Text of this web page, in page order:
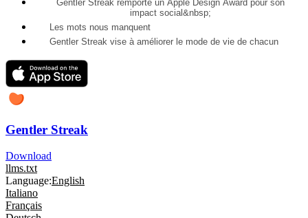
Gentler Streak remporte un Apple Design Award pour son
impact social&nbsp;
Les mots nous manquent
Gentler Streak vise à améliorer le mode de vie de chacun
Gentler Streak
Download
llms.txt
Language:English
Italiano
Français